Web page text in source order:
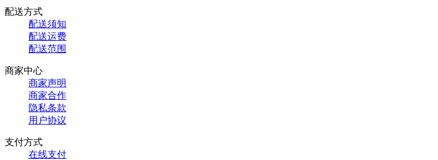
配送方式
配送须知
配送运费
配送范围
商家中心
商家声明
商家合作
隐私条款
用户协议
支付方式
在线支付